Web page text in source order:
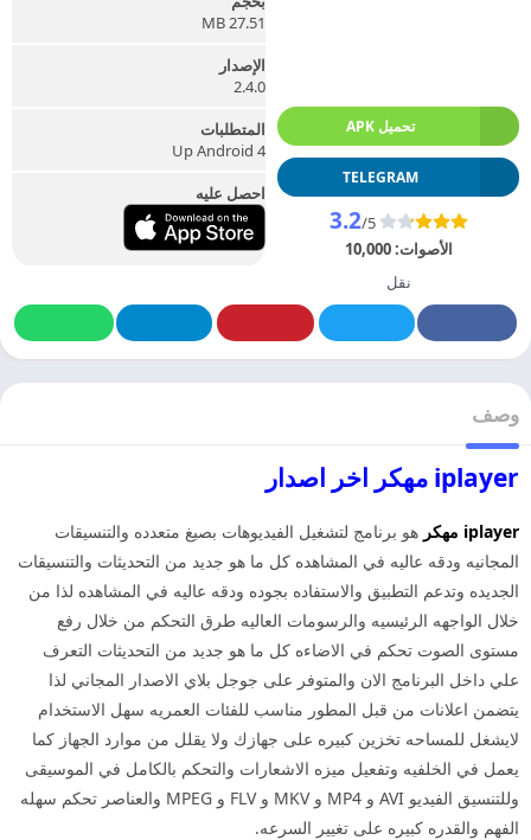
تحميل APK
TELEGRAM
3.2/5
الأصوات:10,000
نقل
27.51 MB
الإصدار
2.4.0
المتطلبات
Up Android 4
احصل عليه
وصف
iplayer مهكر اخر اصدار
iplayer مهكر
هو برنامج لتشغيل الفيديوهات بصيغ متعدده والتنسيقات
المجانيه ودقه عاليه في المشاهده كل ما هو جديد من التحديثات والتنسيقات
الجديده وتدعم التطبيق والاستفاده بجوده ودقه عاليه في المشاهده لذا من
خلال الواجهه الرئيسيه والرسومات العاليه طرق التحكم من خلال رفع
مستوى الصوت تحكم في الاضاءه كل ما هو جديد من التحديثات التعرف
علي داخل البرنامج الان والمتوفر على جوجل بلاي الاصدار المجاني لذا
يتضمن اعلانات من قبل المطور مناسب للفئات العمريه سهل الاستخدام
لايشغل للمساحه تخزين كبيره على جهازك ولا يقلل من موارد الجهاز كما
يعمل في الخلفيه وتفعيل ميزه الاشعارات والتحكم بالكامل في الموسيقى
وللتنسيق الفيديو AVI و MP4 و MKV و FLV و MPEG والعناصر تحكم سهله
الفهم والقدره كبيره على تغيير السرعه.